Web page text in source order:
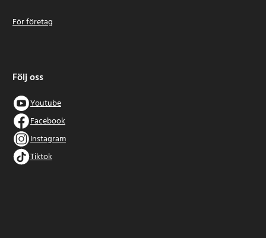
För företag
Följ oss
Youtube
Facebook
Instagram
Tiktok